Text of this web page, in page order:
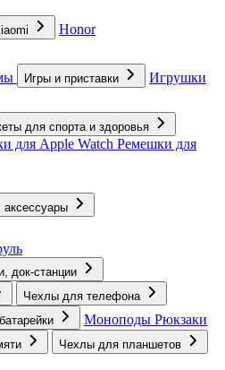
Honor
Игры и приставки Игрушки
для спорта и здоровья
для Apple Watch Ремешки для
док-станции
Чехлы для телефона
Моноподы Рюкзаки
Чехлы для планшетов